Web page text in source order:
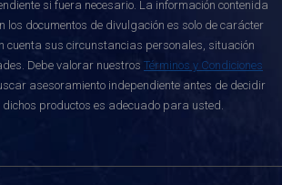
si fuera necesario. La información contenida
los documentos de divulgación es solo de carácter
cuenta sus circunstancias personales, situación
Debe valorar nuestros Términos y Condiciones
asesoramiento independiente antes de decidir
dichos productos es adecuado para usted.